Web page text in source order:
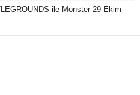
ile Monster 29 Ekim